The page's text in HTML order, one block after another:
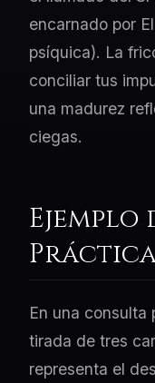
encarnado por
psíquica). La
conciliar tus
una madurez
ciegas.
Ejemplo
En una consulta
tirada de tres
representa el